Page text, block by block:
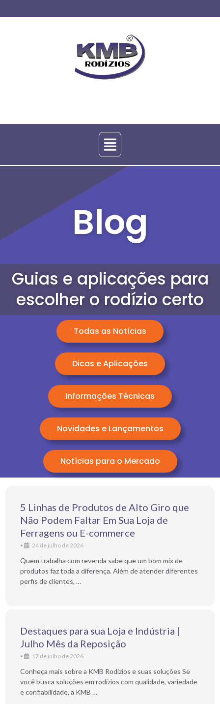
Blog
Guias e aplicações para
escolher o rodízio certo
Todas as Notícias
Dicas e Aplicações
Informações Técnicas
Novidades e Lançamentos
Notícias para o Mercado
5 Linhas de Produtos de Alto Giro que
Não Podem Faltar Em Sua Loja de
Ferragens ou E-commerce
• 24 de julho de 2026
Quem trabalha com revenda sabe que um bom mix de
produtos faz toda a diferença. Além de atender diferentes
perfis de clientes, …
Destaques para sua Loja e Indústria |
Julho Mês da Reposição
• 17 de julho de 2026
Conheça mais sobre a KMB Rodízios e suas soluções Se
você busca soluções em rodízios com qualidade, variedade
e confiabilidade, a KMB …